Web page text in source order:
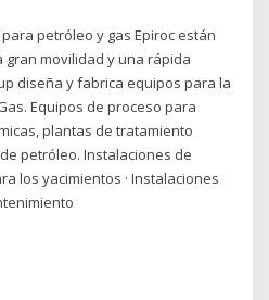
petróleo y gas Epiroc están
movilidad y una rápida
diseña y fabrica equipos para la
Equipos de proceso para
plantas de tratamiento
petróleo. Instalaciones de
los yacimientos · Instalaciones